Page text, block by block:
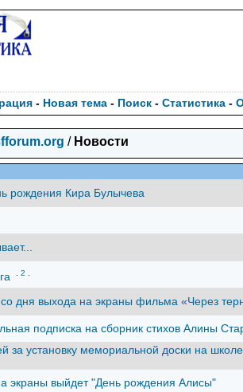
- Новая тема - Поиск - Статистика -
/ Новости
рождения Кира Булычева
2
дня выхода на экраны фильма «Через
подписка на сборник стихов Алины
за установку мемориальной доски на
экраны выйдет "День рождения Алисы"